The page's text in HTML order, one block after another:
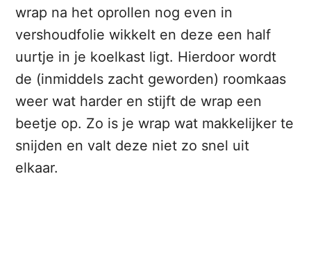
wrap na het oprollen nog even in
vershoudfolie wikkelt en deze een half
uurtje in je koelkast ligt. Hierdoor wordt
de (inmiddels zacht geworden) roomkaas
weer wat harder en stijft de wrap een
beetje op. Zo is je wrap wat makkelijker te
snijden en valt deze niet zo snel uit
elkaar.